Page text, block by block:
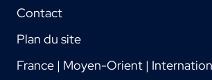
Contact
Plan du site
France | Moyen-Orient |